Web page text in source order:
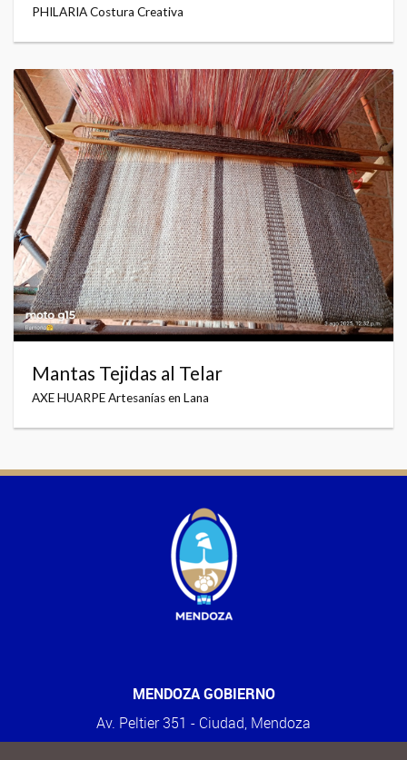
PHILARIA Costura Creativa
Mantas Tejidas al Telar
AXE HUARPE Artesanías en Lana
MENDOZA GOBIERNO
Av. Peltier 351 - Ciudad, Mendoza